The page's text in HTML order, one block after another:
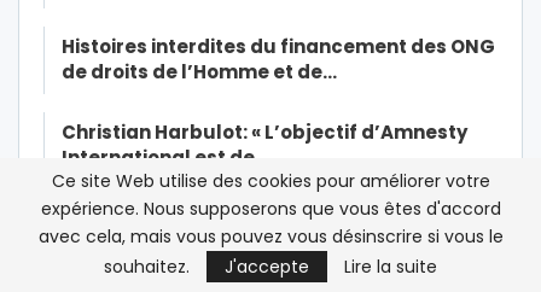
Histoires interdites du financement des ONG
de droits de l’Homme et de…
Christian Harbulot: « L’objectif d’Amnesty
International est de…
Le journaliste Omar Radi utilisé par Amnesty
International dans sa…
Ce site Web utilise des cookies pour améliorer votre
expérience. Nous supposerons que vous êtes d'accord
avec cela, mais vous pouvez vous désinscrire si vous le
souhaitez.
J'accepte Lire la suite